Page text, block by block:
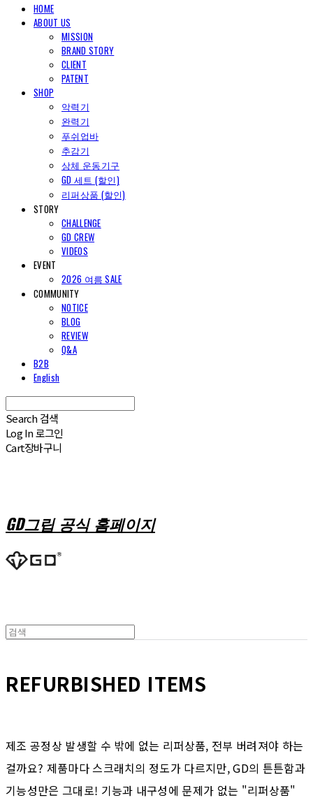
HOME
ABOUT US
MISSION
BRAND STORY
CLIENT
PATENT
SHOP
악력기
완력기
푸쉬업바
추감기
상체 운동기구
GD 세트 (할인)
리퍼상품 (할인)
STORY
CHALLENGE
GD CREW
VIDEOS
EVENT
2026 여름 SALE
COMMUNITY
NOTICE
BLOG
REVIEW
Q&A
B2B
English
Search 검색
Log In로그인
Cart장바구니
GD그립 공식 홈페이지
REFURBISHED ITEMS
제조 공정상 발생할 수 밖에 없는 리퍼상품, 전부 버려져야 하는
걸까요? 제품마다 스크래치의 정도가 다르지만, GD의 튼튼함과
기능성만은 그대로! 기능과 내구성에 문제가 없는 "리퍼상품"